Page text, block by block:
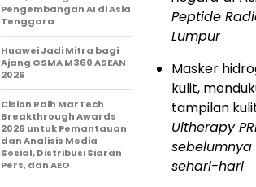
Peptide
Lumpur
Masker
kulit,
tampilan
Ultherapy
sehari-hari
Pengembangan AI di Asia
Tenggara
Huawei Jadi Mitra bagi
Ajang GSMA M360 ASEAN
2026
Cision Raih MarTech
Breakthrough Awards
2026 untuk Pemantauan
dan Analisis Media
Sosial, Distribusi Siaran
Pers, dan AEO